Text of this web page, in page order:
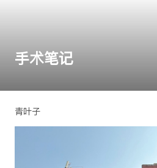
手术笔记
青叶子